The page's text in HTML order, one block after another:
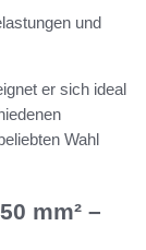
und
er sich ideal
Wahl
mm² –